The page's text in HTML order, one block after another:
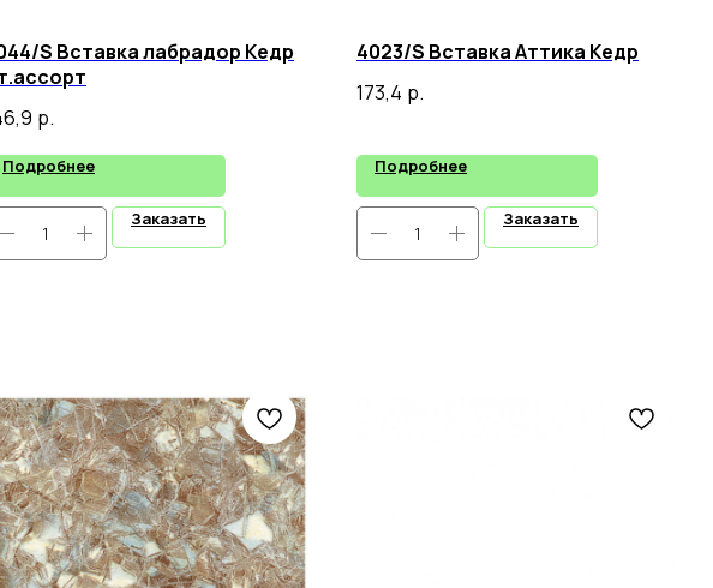
S Вставка лабрадор Кедр
р.
Подробнее
Заказать
4023/S Вставка Аттика Кедр
173,4 р.
Подробнее
Заказать